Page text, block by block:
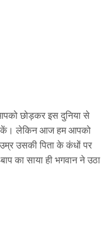
छोड़कर इस दुनिया से
लेकिन आज हम आपको
उसकी पिता के कंधों पर
का साया ही भगवान ने उठा